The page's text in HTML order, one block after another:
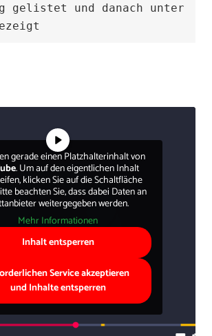
gelistet und danach unter
gerade einen Platzhalterinhalt von
. Um auf den eigentlichen Inhalt
klicken Sie auf die Schaltfläche
beachten Sie, dass dabei Daten an
weitergegeben werden.
Mehr Informationen
Inhalt entsperren
Service akzeptieren
und Inhalte entsperren